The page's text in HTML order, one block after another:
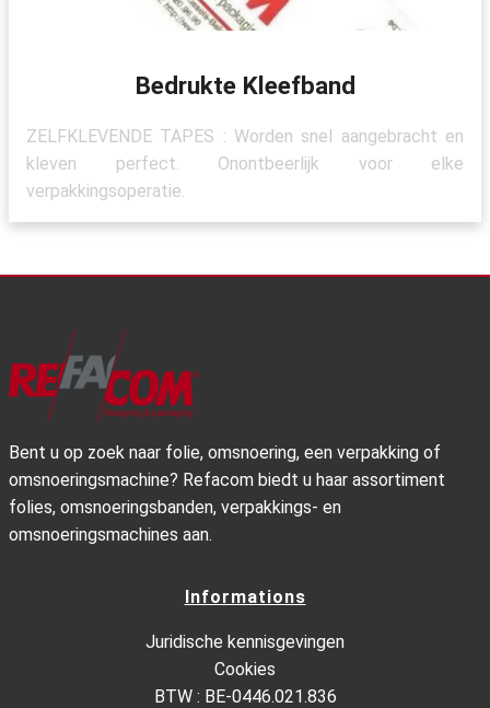
Bedrukte Kleefband
ZELFKLEVENDE TAPES : Worden snel aangebracht en
kleven perfect. Onontbeerlijk voor elke
verpakkingsoperatie.
Bent u op zoek naar folie, omsnoering, een verpakking of
omsnoeringsmachine? Refacom biedt u haar assortiment
folies, omsnoeringsbanden, verpakkings- en
omsnoeringsmachines aan.
Informations
Juridische kennisgevingen
Cookies
BTW : BE-0446.021.836